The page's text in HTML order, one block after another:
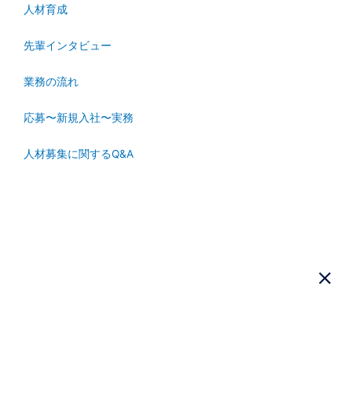
人材育成
先輩インタビュー
業務の流れ
応募〜新規入社〜実務
人材募集に関するQ&A